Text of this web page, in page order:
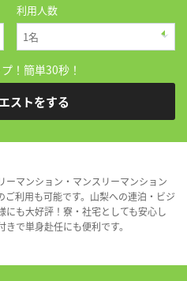
利用人数
！簡単30秒！
ストをする
ーマンション・マンスリーマンション
利用も可能です。山梨への連泊・ビジ
にも大好評！寮・社宅としても安心し
で単身赴任にも便利です。